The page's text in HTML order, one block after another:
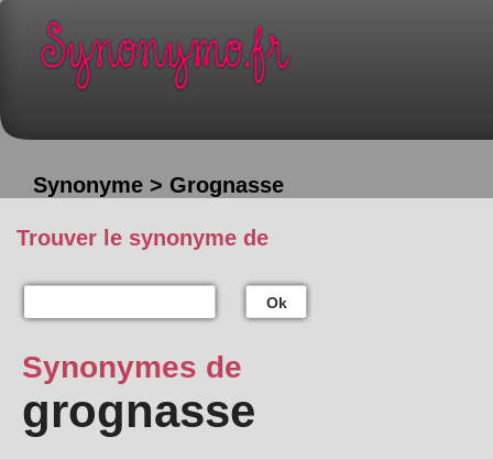
Synonyme > Grognasse
Trouver le synonyme de
Ok
Synonymes de
grognasse